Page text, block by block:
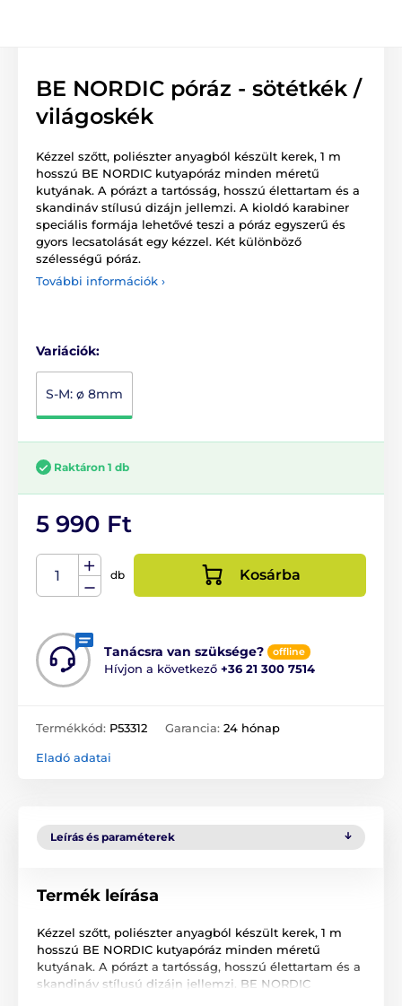
BE NORDIC póráz - sötétkék /
világoskék
Kézzel szőtt, poliészter anyagból készült kerek, 1 m
hosszú BE NORDIC kutyapóráz minden méretű
kutyának. A pórázt a tartósság, hosszú élettartam és a
skandináv stílusú dizájn jellemzi. A kioldó karabiner
speciális formája lehetővé teszi a póráz egyszerű és
gyors lecsatolását egy kézzel. Két különböző
szélességű póráz.
További információk ›
Variációk:
S-M: ø 8mm
Raktáron 1 db
5 990 Ft
db Kosárba
Tanácsra van szüksége? offline
Hívjon a következő +36 21 300 7514
Termékkód: P53312 Garancia: 24 hónap
Eladó adatai
Leírás és paraméterek
Termék leírása
Kézzel szőtt, poliészter anyagból készült kerek, 1 m
hosszú BE NORDIC kutyapóráz minden méretű
kutyának. A pórázt a tartósság, hosszú élettartam és a
skandináv stílusú dizájn jellemzi. BE NORDIC